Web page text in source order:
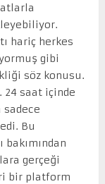
hariç herkes
gibi
söz konusu.
24 saat içinde
Bu
bakımından
gerçeği
bir platform